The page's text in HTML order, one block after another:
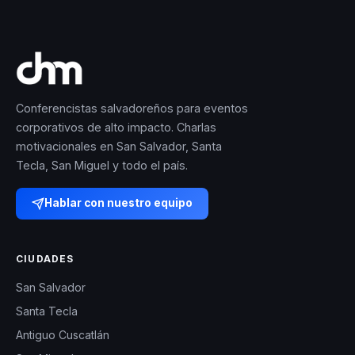
Conferencistas salvadoreños para eventos
corporativos de alto impacto. Charlas
motivacionales en San Salvador, Santa
Tecla, San Miguel y todo el país.
Hablar con nuestro equipo
CIUDADES
San Salvador
Santa Tecla
Antiguo Cuscatlán